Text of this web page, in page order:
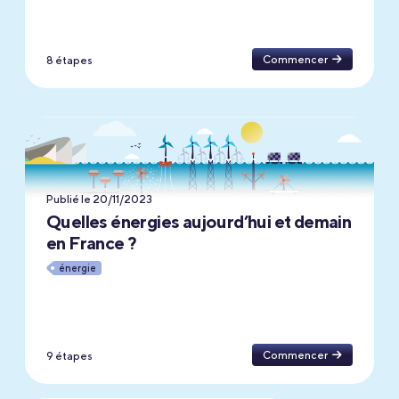
8 étapes Commencer
Publié le 20/11/2023
Quelles énergies aujourd’hui et demain
en France ?
énergie
9 étapes Commencer
Les parcours à venir seront nourris par les
enjeux, avis et questionnements qui
émergeront des différents temps forts du